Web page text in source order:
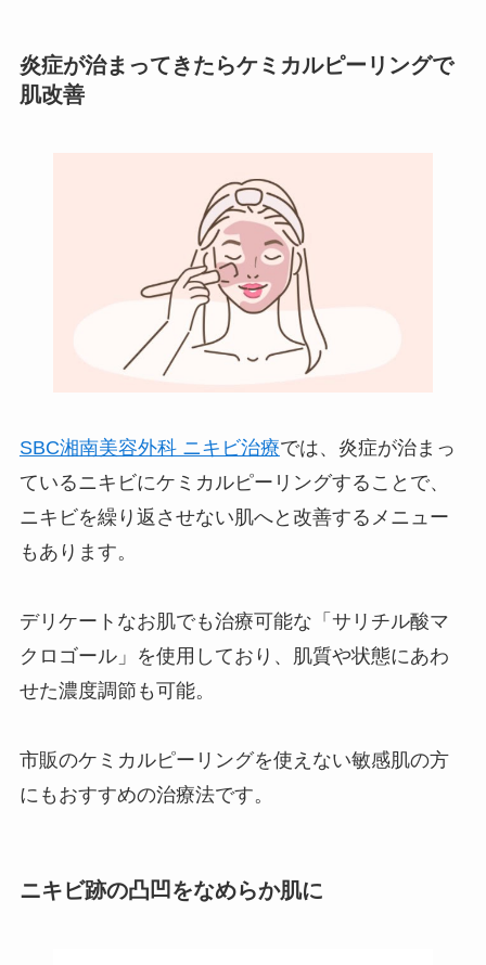
炎症が治まってきたらケミカルピーリングで
肌改善
SBC湘南美容外科 ニキビ治療では、炎症が治まっ
ているニキビにケミカルピーリングすることで、
ニキビを繰り返させない肌へと改善するメニュー
もあります。
デリケートなお肌でも治療可能な「サリチル酸マ
クロゴール」を使用しており、肌質や状態にあわ
せた濃度調節も可能。
市販のケミカルピーリングを使えない敏感肌の方
にもおすすめの治療法です。
ニキビ跡の凸凹をなめらか肌に